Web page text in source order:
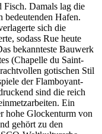
Damals lag die
bedeutenden Hafen.
sich die
sodass Rue heute
bekannteste Bauwerk
(Chapelle du Saint-
gotischen Stil
der Flamboyant-
sind die reich
Ein
hohe Glockenturm von
gehört zu den